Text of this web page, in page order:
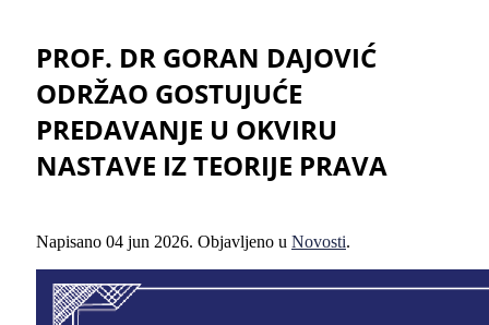
PROF. DR GORAN DAJOVIĆ
ODRŽAO GOSTUJUĆE
PREDAVANJE U OKVIRU
NASTAVE IZ TEORIJE PRAVA
Napisano 04 jun 2026. Objavljeno u Novosti.